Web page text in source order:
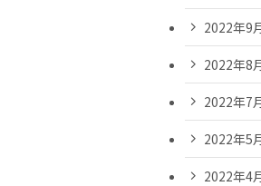
2022年9
2022年8
2022年7
2022年5
2022年4